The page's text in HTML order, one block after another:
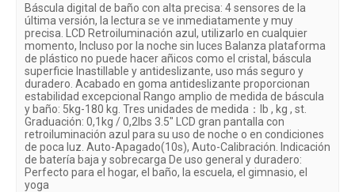
Báscula digital de baño con alta precisa: 4 sensores de la
última versión, la lectura se ve inmediatamente y muy
precisa. LCD Retroiluminación azul, utilizarlo en cualquier
momento, Incluso por la noche sin luces Balanza plataforma
de plástico no puede hacer añicos como el cristal, báscula
superficie Inastillable y antideslizante, uso más seguro y
duradero. Acabado en goma antideslizante proporcionan
estabilidad excepcional Rango amplio de medida de báscula
y baño: 5kg-180 kg. Tres unidades de medida：lb , kg , st.
Graduación: 0,1kg / 0,2lbs 3.5" LCD gran pantalla con
retroiluminación azul para su uso de noche o en condiciones
de poca luz. Auto-Apagado(10s), Auto-Calibración. Indicación
de batería baja y sobrecarga De uso general y duradero:
Perfecto para el hogar, el baño, la escuela, el gimnasio, el
yoga